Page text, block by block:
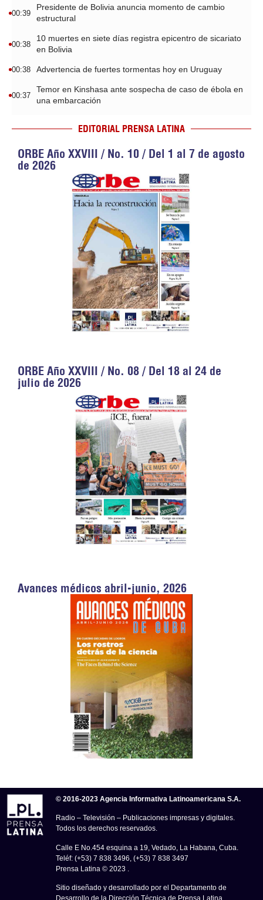
00:39
Presidente de Bolivia anuncia momento de cambio
estructural
00:38
10 muertes en siete días registra epicentro de sicariato
en Bolivia
00:38 Advertencia de fuertes tormentas hoy en Uruguay
00:37
Temor en Kinshasa ante sospecha de caso de ébola en
una embarcación
EDITORIAL PRENSA LATINA
ORBE Año XXVIII / No. 10 / Del 1 al 7 de agosto
de 2026
ORBE Año XXVIII / No. 08 / Del 18 al 24 de
julio de 2026
Avances médicos abril-junio, 2026
© 2016-2023 Agencia Informativa Latinoamericana S.A.
Radio – Televisión – Publicaciones impresas y digitales.
Todos los derechos reservados.
Calle E No.454 esquina a 19, Vedado, La Habana, Cuba.
Teléf: (+53) 7 838 3496, (+53) 7 838 3497
Prensa Latina © 2023 .
Sitio diseñado y desarrollado por el Departamento de
Desarrollo de la Dirección Técnica de Prensa Latina.